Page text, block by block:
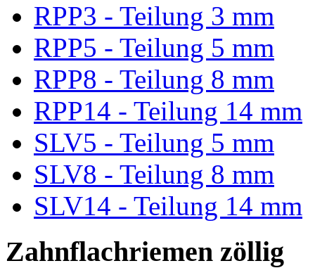
RPP3 - Teilung 3 mm
RPP5 - Teilung 5 mm
RPP8 - Teilung 8 mm
RPP14 - Teilung 14 mm
SLV5 - Teilung 5 mm
SLV8 - Teilung 8 mm
SLV14 - Teilung 14 mm
Zahnflachriemen zöllig